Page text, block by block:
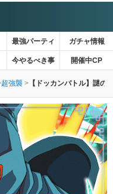
最強パーティ ガチャ情報
今やるべき事 開催中CP
超強襲 【ドッカンバトル】謎